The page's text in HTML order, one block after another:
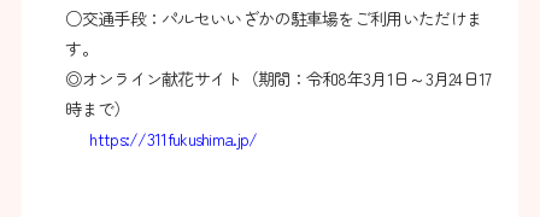
○交通手段：パルセいいざかの駐車場をご利用いただけま
す。
◎オンライン献花サイト（期間：令和8年3月1日～3月24日17
時まで）
https://311fukushima.jp/